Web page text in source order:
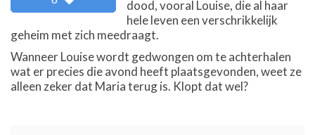
dood, vooral Louise, die al haar
hele leven een verschrikkelijk
geheim met zich meedraagt.
Wanneer Louise wordt gedwongen om te achterhalen
wat er precies die avond heeft plaatsgevonden, weet ze
alleen zeker dat Maria terug is. Klopt dat wel?